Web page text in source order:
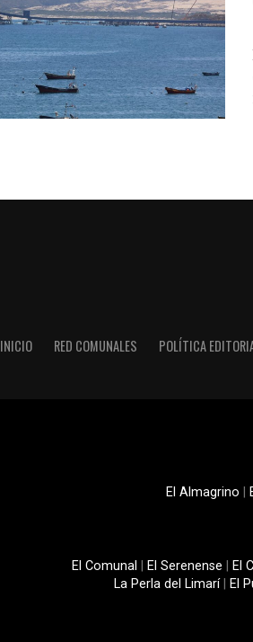
INICIO RED COMUNALES POLÍTICA
El Almagrino
El Comunal El Serenense El
La Perla del Limarí| El